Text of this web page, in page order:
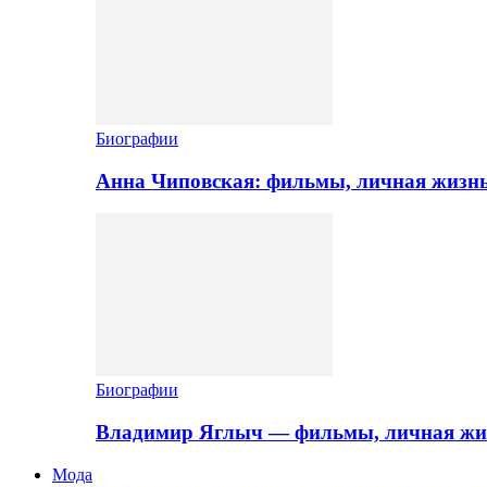
Биографии
Анна Чиповская: фильмы, личная
Биографии
Владимир Яглыч — фильмы, личная
Мода